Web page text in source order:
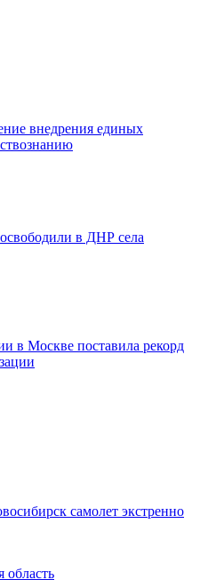
внедрения единых
в ДНР села
в Москве поставила рекорд
самолет экстренно
область